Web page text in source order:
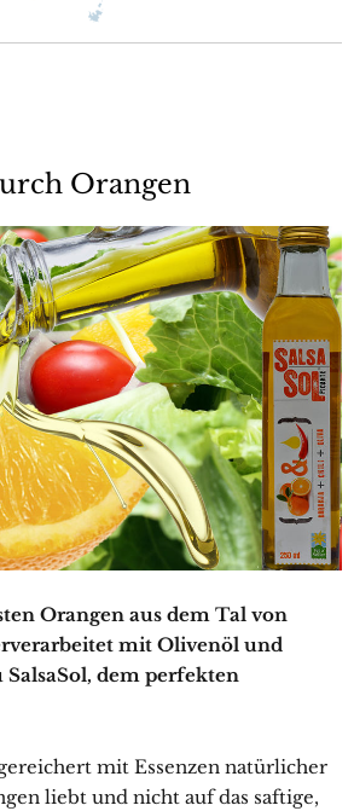
Orangen
Orangen aus dem Tal von
mit Olivenöl und
dem perfekten
mit Essenzen natürlicher
liebt und nicht auf das saftige,